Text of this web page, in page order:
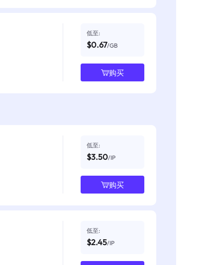
低至:
$0.67/GB
购买
低至:
$3.50/IP
购买
低至:
$2.45/IP